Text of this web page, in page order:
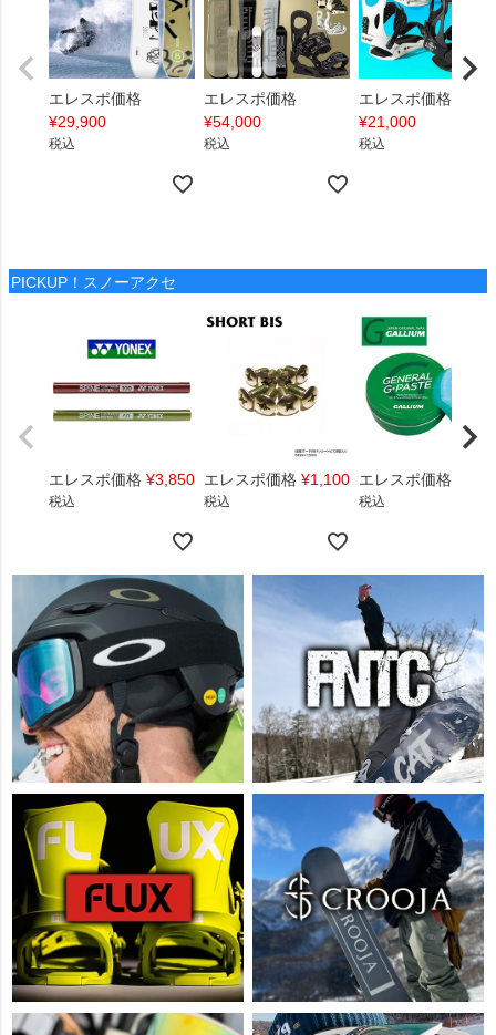
エレスポ価格
¥29,900
税込
エレスポ価格
¥54,000
税込
エレスポ価格
¥21,000
税込
PICKUP！スノーアクセ
エレスポ価格 ¥3,850
税込
エレスポ価格 ¥1,100
税込
エレスポ価格
税込